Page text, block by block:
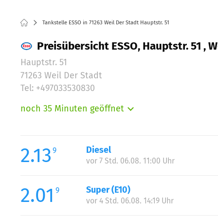
Tankstelle ESSO in 71263 Weil Der Stadt Hauptstr. 51
Preisübersicht ESSO, Hauptstr. 51 ,
Hauptstr. 51
71263 Weil Der Stadt
Tel: +497033530830
noch 35 Minuten geöffnet
Mittwoch:
Donnerstag:
Samstag:
Sonntag:
2.13 9 Diesel
vor 7 Std. 06.08. 11:00 Uhr
2.01 9 Super (E10)
vor 4 Std. 06.08. 14:19 Uhr